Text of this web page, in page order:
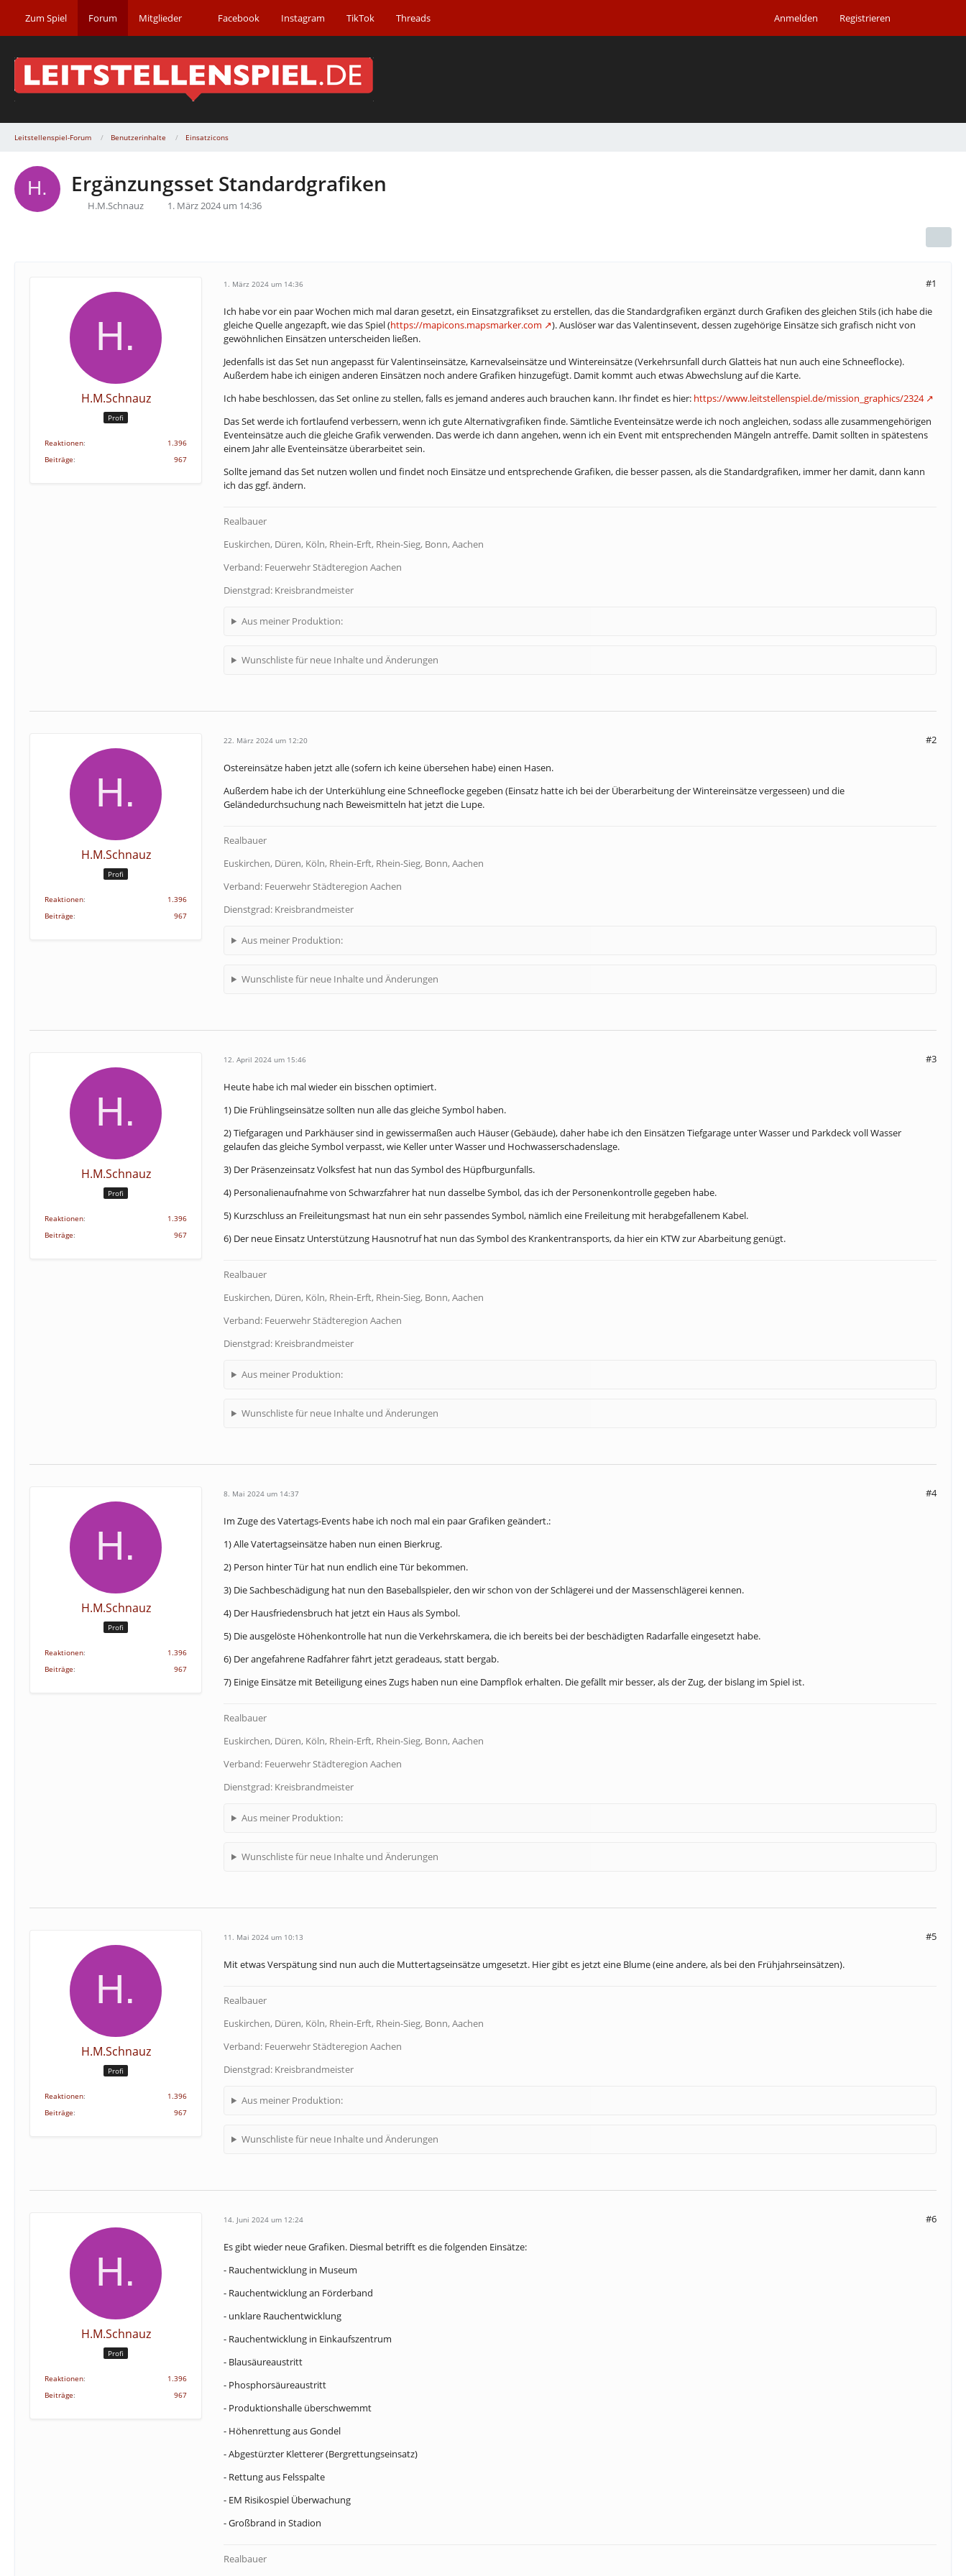
Zum Spiel Forum Mitglieder Facebook Instagram TikTok Threads Anmelden Registrieren
Leitstellenspiel-Forum Benutzerinhalte Einsatzicons
Ergänzungsset Standardgrafiken
H.M.Schnauz 1. März 2024 um 14:36
H.M.Schnauz
Profi
Reaktionen
1.396
Beiträge
967
1. März 2024 um 14:36 #1
Ich habe vor ein paar Wochen mich mal daran gesetzt, ein Einsatzgrafikset zu erstellen, das die Standardgrafiken ergänzt durch Grafiken des gleichen Stils (ich habe die
gleiche Quelle angezapft, wie das Spiel (https://mapicons.mapsmarker.com
). Auslöser war das Valentinsevent, dessen zugehörige Einsätze sich grafisch nicht von
gewöhnlichen Einsätzen unterscheiden ließen.
Jedenfalls ist das Set nun angepasst für Valentinseinsätze, Karnevalseinsätze und Wintereinsätze (Verkehrsunfall durch Glatteis hat nun auch eine Schneeflocke).
Außerdem habe ich einigen anderen Einsätzen noch andere Grafiken hinzugefügt. Damit kommt auch etwas Abwechslung auf die Karte.
Ich habe beschlossen, das Set online zu stellen, falls es jemand anderes auch brauchen kann. Ihr findet es hier: https://www.leitstellenspiel.de/mission_graphics/2324
Das Set werde ich fortlaufend verbessern, wenn ich gute Alternativgrafiken finde. Sämtliche Eventeinsätze werde ich noch angleichen, sodass alle zusammengehörigen
Eventeinsätze auch die gleiche Grafik verwenden. Das werde ich dann angehen, wenn ich ein Event mit entsprechenden Mängeln antreffe. Damit sollten in spätestens
einem Jahr alle Eventeinsätze überarbeitet sein.
Sollte jemand das Set nutzen wollen und findet noch Einsätze und entsprechende Grafiken, die besser passen, als die Standardgrafiken, immer her damit, dann kann
ich das ggf. ändern.
Realbauer
Euskirchen, Düren, Köln, Rhein-Erft, Rhein-Sieg, Bonn, Aachen
Verband: Feuerwehr Städteregion Aachen
Dienstgrad: Kreisbrandmeister
Aus meiner Produktion:
Wunschliste für neue Inhalte und Änderungen
H.M.Schnauz
Profi
Reaktionen
1.396
Beiträge
967
22. März 2024 um 12:20 #2
Ostereinsätze haben jetzt alle (sofern ich keine übersehen habe) einen Hasen.
Außerdem habe ich der Unterkühlung eine Schneeflocke gegeben (Einsatz hatte ich bei der Überarbeitung der Wintereinsätze vergesseen) und die
Geländedurchsuchung nach Beweismitteln hat jetzt die Lupe.
Realbauer
Euskirchen, Düren, Köln, Rhein-Erft, Rhein-Sieg, Bonn, Aachen
Verband: Feuerwehr Städteregion Aachen
Dienstgrad: Kreisbrandmeister
Aus meiner Produktion:
Wunschliste für neue Inhalte und Änderungen
H.M.Schnauz
Profi
Reaktionen
1.396
Beiträge
967
12. April 2024 um 15:46 #3
Heute habe ich mal wieder ein bisschen optimiert.
1) Die Frühlingseinsätze sollten nun alle das gleiche Symbol haben.
2) Tiefgaragen und Parkhäuser sind in gewissermaßen auch Häuser (Gebäude), daher habe ich den Einsätzen Tiefgarage unter Wasser und Parkdeck voll Wasser
gelaufen das gleiche Symbol verpasst, wie Keller unter Wasser und Hochwasserschadenslage.
3) Der Präsenzeinsatz Volksfest hat nun das Symbol des Hüpfburgunfalls.
4) Personalienaufnahme von Schwarzfahrer hat nun dasselbe Symbol, das ich der Personenkontrolle gegeben habe.
5) Kurzschluss an Freileitungsmast hat nun ein sehr passendes Symbol, nämlich eine Freileitung mit herabgefallenem Kabel.
6) Der neue Einsatz Unterstützung Hausnotruf hat nun das Symbol des Krankentransports, da hier ein KTW zur Abarbeitung genügt.
Realbauer
Euskirchen, Düren, Köln, Rhein-Erft, Rhein-Sieg, Bonn, Aachen
Verband: Feuerwehr Städteregion Aachen
Dienstgrad: Kreisbrandmeister
Aus meiner Produktion:
Wunschliste für neue Inhalte und Änderungen
H.M.Schnauz
Profi
Reaktionen
1.396
Beiträge
967
8. Mai 2024 um 14:37 #4
Im Zuge des Vatertags-Events habe ich noch mal ein paar Grafiken geändert.:
1) Alle Vatertagseinsätze haben nun einen Bierkrug.
2) Person hinter Tür hat nun endlich eine Tür bekommen.
3) Die Sachbeschädigung hat nun den Baseballspieler, den wir schon von der Schlägerei und der Massenschlägerei kennen.
4) Der Hausfriedensbruch hat jetzt ein Haus als Symbol.
5) Die ausgelöste Höhenkontrolle hat nun die Verkehrskamera, die ich bereits bei der beschädigten Radarfalle eingesetzt habe.
6) Der angefahrene Radfahrer fährt jetzt geradeaus, statt bergab.
7) Einige Einsätze mit Beteiligung eines Zugs haben nun eine Dampflok erhalten. Die gefällt mir besser, als der Zug, der bislang im Spiel ist.
Realbauer
Euskirchen, Düren, Köln, Rhein-Erft, Rhein-Sieg, Bonn, Aachen
Verband: Feuerwehr Städteregion Aachen
Dienstgrad: Kreisbrandmeister
Aus meiner Produktion:
Wunschliste für neue Inhalte und Änderungen
H.M.Schnauz
Profi
Reaktionen
1.396
Beiträge
967
11. Mai 2024 um 10:13 #5
Mit etwas Verspätung sind nun auch die Muttertagseinsätze umgesetzt. Hier gibt es jetzt eine Blume (eine andere, als bei den Frühjahrseinsätzen).
Realbauer
Euskirchen, Düren, Köln, Rhein-Erft, Rhein-Sieg, Bonn, Aachen
Verband: Feuerwehr Städteregion Aachen
Dienstgrad: Kreisbrandmeister
Aus meiner Produktion:
Wunschliste für neue Inhalte und Änderungen
H.M.Schnauz
Profi
Reaktionen
1.396
Beiträge
967
14. Juni 2024 um 12:24 #6
Es gibt wieder neue Grafiken. Diesmal betrifft es die folgenden Einsätze:
- Rauchentwicklung in Museum
- Rauchentwicklung an Förderband
- unklare Rauchentwicklung
- Rauchentwicklung in Einkaufszentrum
- Blausäureaustritt
- Phosphorsäureaustritt
- Produktionshalle überschwemmt
- Höhenrettung aus Gondel
- Abgestürzter Kletterer (Bergrettungseinsatz)
- Rettung aus Felsspalte
- EM Risikospiel Überwachung
- Großbrand in Stadion
Realbauer